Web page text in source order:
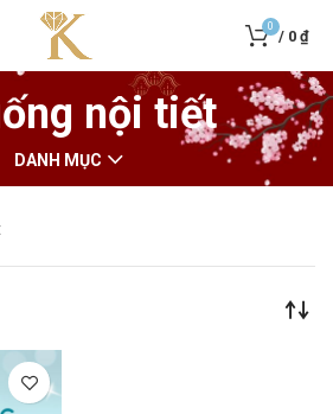
0
/ 0 ₫
nội tiết
DANH MỤC